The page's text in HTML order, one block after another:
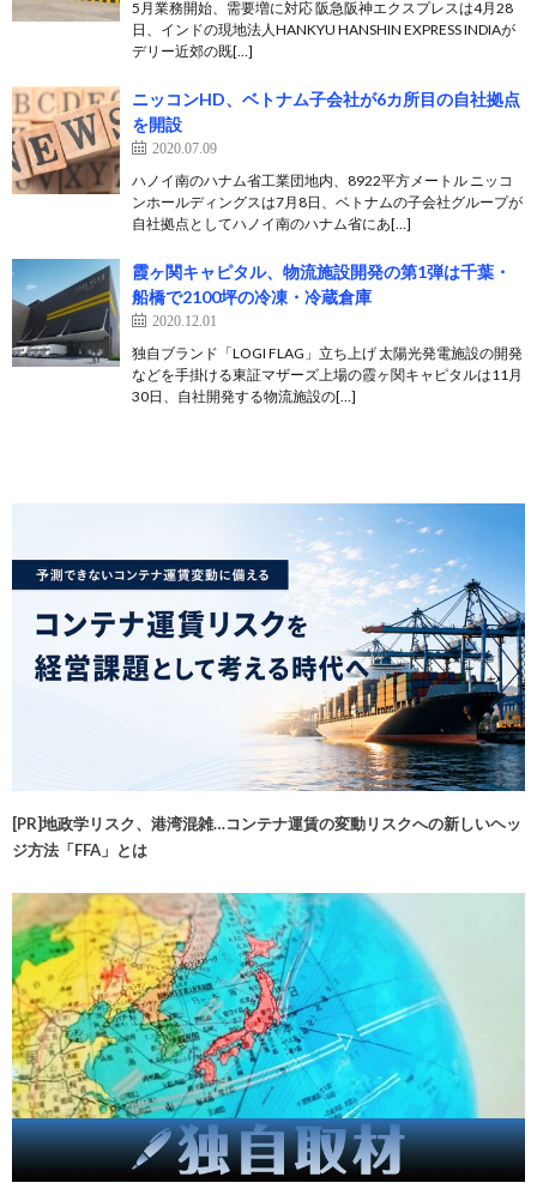
5月業務開始、需要増に対応 阪急阪神エクスプレスは4月28
日、インドの現地法人HANKYU HANSHIN EXPRESS INDIAが
デリー近郊の既[…]
ニッコンHD、ベトナム子会社が6カ所目の自社拠点
を開設
2020.07.09
ハノイ南のハナム省工業団地内、8922平方メートル ニッコ
ンホールディングスは7月8日、ベトナムの子会社グループが
自社拠点としてハノイ南のハナム省にあ[…]
霞ヶ関キャピタル、物流施設開発の第1弾は千葉・
船橋で2100坪の冷凍・冷蔵倉庫
2020.12.01
独自ブランド「LOGI FLAG」立ち上げ 太陽光発電施設の開発
などを手掛ける東証マザーズ上場の霞ヶ関キャピタルは11月
30日、自社開発する物流施設の[…]
[PR]地政学リスク、港湾混雑…コンテナ運賃の変動リスクへの新しいヘッ
ジ方法「FFA」とは